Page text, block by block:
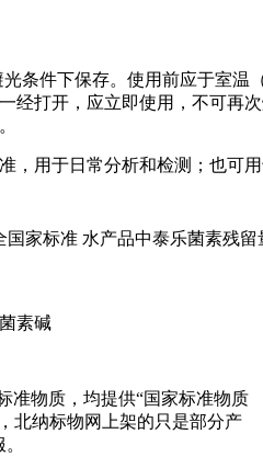
条件下保存。使用前应于室温
经打开，应立即使用，不可再
，用于日常分析和检测；也可
国家标准 水产品中泰乐菌素残
素碱
准物质，均提供“国家标准物质
北纳标物网上架的只是部分产